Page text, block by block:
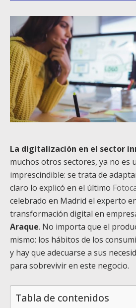
La digitalización en el sector
muchos otros sectores, ya no es
imprescindible: se trata de
claro lo explicó en el último
celebrado en Madrid el experto
transformación digital en
Araque. No importa que el
mismo: los hábitos de los
y hay que adecuarse a sus
para sobrevivir en este negocio.
Tabla de contenidos